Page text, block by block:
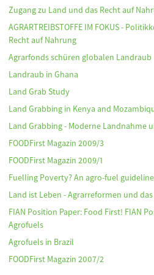
Zugang zu Land und das Recht auf
AGRARTREIBSTOFFE IM FOKUS -
Recht auf Nahrung
Agrarfonds schüren globalen Landraub
Landraub in Ghana
Land Grab Study
Land Grabbing in Kenya and
Land Grabbing - Moderne Landnahme
FOODFirst Magazin 2009/3
FOODFirst Magazin 2009/1
Fuelling Poverty? An agro-fuel
Land ist Leben - Agrarreformen und
FIAN Position Paper: Food First! FIAN
Agrofuels
Agrofuels in Brazil
FOODFirst Magazin 2007/2